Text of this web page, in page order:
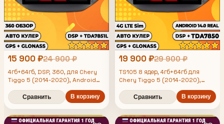
15 900 ₽24 900 ₽
4гб+64гб, DSP, 360, для Chery
Tiggo 5 (2014-2020), Android
магнитола с усилителем
TDA7851 без слота сим
Сравнить В корзину
19 900 ₽29 900 ₽
TS105 8 ядер, 4гб+64гб для
Chery Tiggo 5 (2014-2020),
Android магнитола
Сравнить В корзину